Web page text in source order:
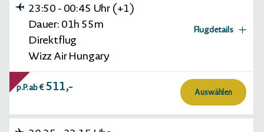
HINFLUG (Direktflug)
Wizz Air Hungary (W67005)
Di., 06.10.2026
23:15 Varna (VAR)
Economy
23:50-00:45 Uhr(+1)
Dauer:01h55m
Direktflug
Flugdetails
Wizz Air Hungary
RÜCKFLUG (Direktflug) 01h 55m
Wizz Air Hungary (W67006)
01h 55m
p.P. ab€511,- Auswählen